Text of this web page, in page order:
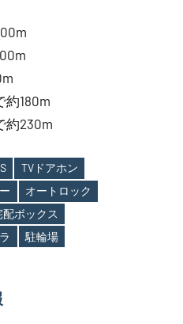
約180m
約230m
TVドアホン
オートロック
配ボックス
駐輪場